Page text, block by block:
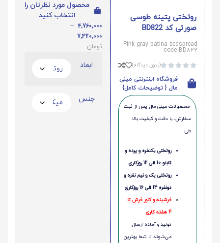
روتختی پتینه طوسی
صورتی کد BD822
Pink gray patina bedspread
code BD822




(بدون دیدگاه)
فروشگاه اینترنتی مینی
مال { توضیحات کامل}
محصولات مینی‌ مال پس از ثبت
سفارش، با دقت و کیفیت بالا
طی:
روتختی یکنفره و پرده و
تابلو 10 الی 12 روزکاری
روتختی یک و نیم نفره و
دونفره 14 الی 16 روزکاری
فرشینه و کاور فرش تا
4 هفته کاری
تولید و آماده ارسال
می‌شوند تا شما بهترین
محصول مورد نظرتان را
انتخاب کنید
4,760,000
–
7,320,000
تومان
ابعاد
جنس